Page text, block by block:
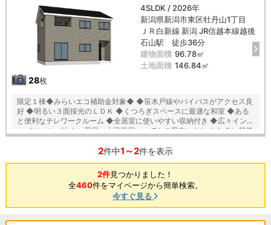
28枚
4SLDK / 2026年
新潟県新潟市東区牡丹山1丁目
ＪＲ白新線 新潟 JR信越本線越後
石山駅 徒歩36分
建物面積 96.78㎡
土地面積 146.84㎡
限定１棟◆みらいエコ補助金対象◆ ◆笹木戸線やバイパスがアクセス良
好 ◆明るい３面採光のＬＤＫ ◆くつろぎスペースに最適な和室 ◆ある
と便利なテレワークルーム ◆全居室に使いやすい収納付き ◆広々インナ
ーバルコニー付 １）平日、土日祝日いつでもご案内いたします ２）越後
値引き情報など）も提供します ４）お得なプレゼントキャンペーン実施
の家！ ■厳しい第三者機関検査による「住宅性能評価」W取得！ ■「ベ
タ基礎」「地盤改良工事」実施 ■安心の建物１０年保証（最大３５年ま
で延長可） ■年中無休のアフターサービスコールセンター設置 ■浴室乾
燥機で天候に左右されずお洗濯が可能 【教育】 牡丹山小学校 徒歩１４
分 木戸中学校 徒歩１８分
2件中1～2件を表示
2件見つかりました！
全460件をマイページから簡単検索。
今すぐ見る